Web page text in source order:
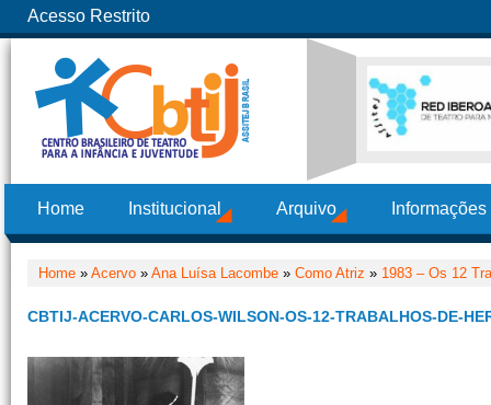
Acesso Restrito
Home Institucional Arquivo
Home » Acervo » Ana Luísa Lacombe » Como Atriz » 1983 – Os 12
CBTIJ-ACERVO-CARLOS-WILSON-OS-12-TRABALHOS-DE-